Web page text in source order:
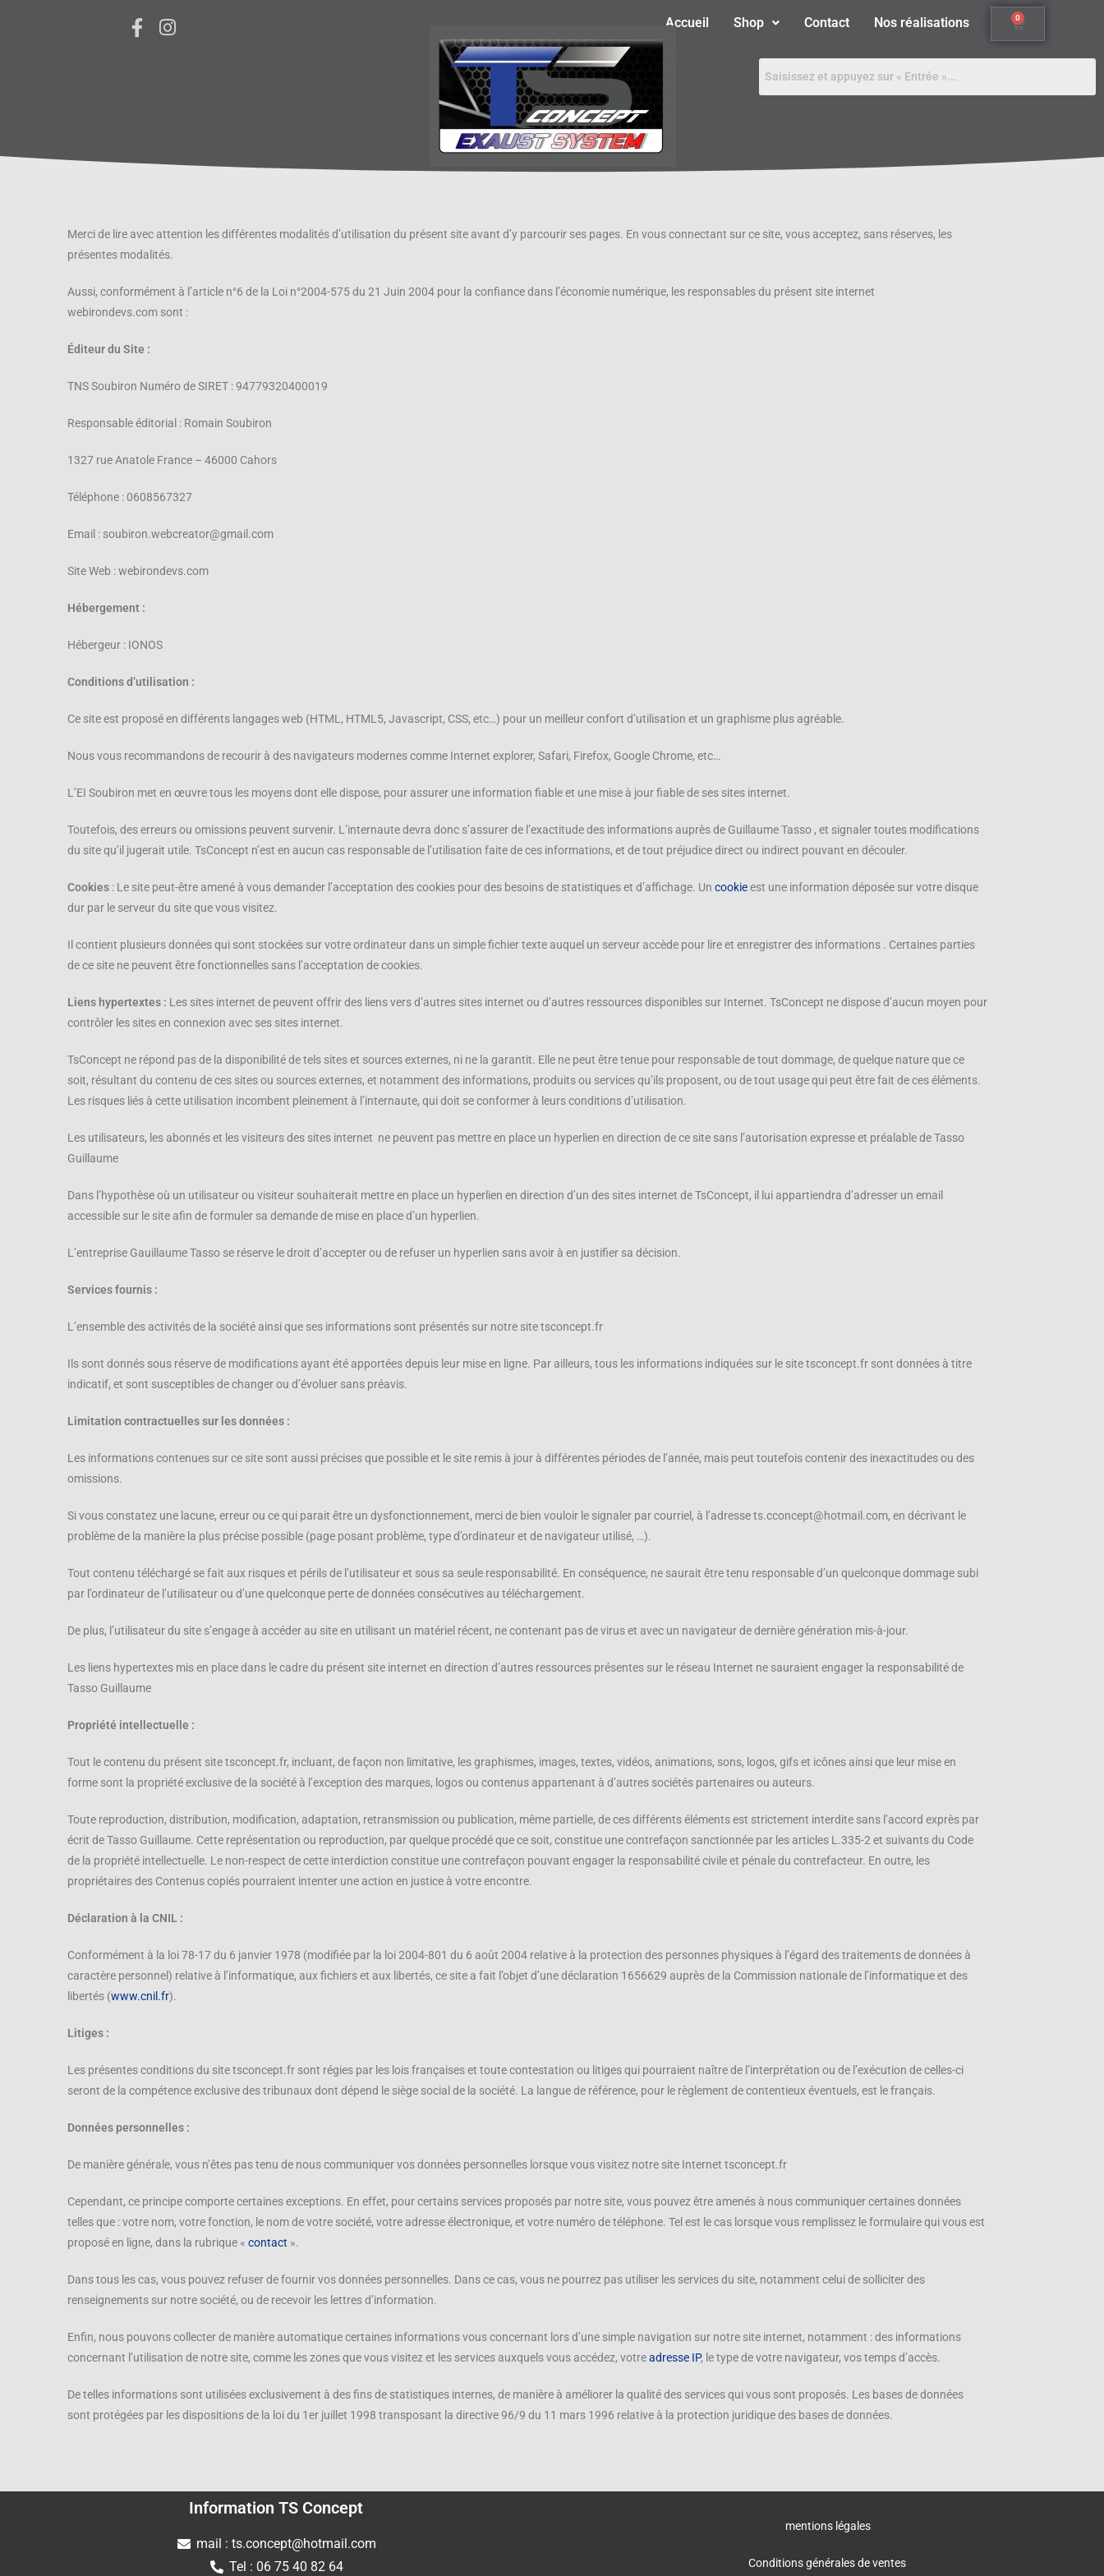
Accueil Shop Contact Nos réalisations 0
Merci de lire avec attention les différentes modalités d’utilisation du présent site avant d’y parcourir ses pages. En vous connectant sur ce site, vous acceptez, sans réserves, les
présentes modalités.
Aussi, conformément à l’article n°6 de la Loi n°2004-575 du 21 Juin 2004 pour la confiance dans l’économie numérique, les responsables du présent site internet
webirondevs.com sont :
Éditeur du Site :
TNS Soubiron Numéro de SIRET : 94779320400019
Responsable éditorial : Romain Soubiron
1327 rue Anatole France – 46000 Cahors
Téléphone : 0608567327
Email : soubiron.webcreator@gmail.com
Site Web : webirondevs.com
Hébergement :
Hébergeur : IONOS
Conditions d’utilisation :
Ce site est proposé en différents langages web (HTML, HTML5, Javascript, CSS, etc…) pour un meilleur confort d’utilisation et un graphisme plus agréable.
Nous vous recommandons de recourir à des navigateurs modernes comme Internet explorer, Safari, Firefox, Google Chrome, etc…
L’EI Soubiron met en œuvre tous les moyens dont elle dispose, pour assurer une information fiable et une mise à jour fiable de ses sites internet.
Toutefois, des erreurs ou omissions peuvent survenir. L’internaute devra donc s’assurer de l’exactitude des informations auprès de Guillaume Tasso , et signaler toutes modifications
du site qu’il jugerait utile. TsConcept n’est en aucun cas responsable de l’utilisation faite de ces informations, et de tout préjudice direct ou indirect pouvant en découler.
Cookies : Le site peut-être amené à vous demander l’acceptation des cookies pour des besoins de statistiques et d’affichage. Un cookieest une information déposée sur votre disque
dur par le serveur du site que vous visitez.
Il contient plusieurs données qui sont stockées sur votre ordinateur dans un simple fichier texte auquel un serveur accède pour lire et enregistrer des informations . Certaines parties
de ce site ne peuvent être fonctionnelles sans l’acceptation de cookies.
Liens hypertextes : Les sites internet de peuvent offrir des liens vers d’autres sites internet ou d’autres ressources disponibles sur Internet. TsConcept ne dispose d’aucun moyen pour
contrôler les sites en connexion avec ses sites internet.
TsConcept ne répond pas de la disponibilité de tels sites et sources externes, ni ne la garantit. Elle ne peut être tenue pour responsable de tout dommage, de quelque nature que ce
soit, résultant du contenu de ces sites ou sources externes, et notamment des informations, produits ou services qu’ils proposent, ou de tout usage qui peut être fait de ces éléments.
Les risques liés à cette utilisation incombent pleinement à l’internaute, qui doit se conformer à leurs conditions d’utilisation.
Les utilisateurs, les abonnés et les visiteurs des sites internet ne peuvent pas mettre en place un hyperlien en direction de ce site sans l’autorisation expresse et préalable de Tasso
Guillaume
Dans l’hypothèse où un utilisateur ou visiteur souhaiterait mettre en place un hyperlien en direction d’un des sites internet de TsConcept, il lui appartiendra d’adresser un email
accessible sur le site afin de formuler sa demande de mise en place d’un hyperlien.
L’entreprise Gauillaume Tasso se réserve le droit d’accepter ou de refuser un hyperlien sans avoir à en justifier sa décision.
Services fournis :
L’ensemble des activités de la société ainsi que ses informations sont présentés sur notre site tsconcept.fr
Ils sont donnés sous réserve de modifications ayant été apportées depuis leur mise en ligne. Par ailleurs, tous les informations indiquées sur le site tsconcept.fr sont données à titre
indicatif, et sont susceptibles de changer ou d’évoluer sans préavis.
Limitation contractuelles sur les données :
Les informations contenues sur ce site sont aussi précises que possible et le site remis à jour à différentes périodes de l’année, mais peut toutefois contenir des inexactitudes ou des
omissions.
Si vous constatez une lacune, erreur ou ce qui parait être un dysfonctionnement, merci de bien vouloir le signaler par courriel, à l’adresse ts.cconcept@hotmail.com, en décrivant le
problème de la manière la plus précise possible (page posant problème, type d’ordinateur et de navigateur utilisé, …).
Tout contenu téléchargé se fait aux risques et périls de l’utilisateur et sous sa seule responsabilité. En conséquence, ne saurait être tenu responsable d’un quelconque dommage subi
par l’ordinateur de l’utilisateur ou d’une quelconque perte de données consécutives au téléchargement.
De plus, l’utilisateur du site s’engage à accéder au site en utilisant un matériel récent, ne contenant pas de virus et avec un navigateur de dernière génération mis-à-jour.
Les liens hypertextes mis en place dans le cadre du présent site internet en direction d’autres ressources présentes sur le réseau Internet ne sauraient engager la responsabilité de
Tasso Guillaume
Propriété intellectuelle :
Tout le contenu du présent site tsconcept.fr, incluant, de façon non limitative, les graphismes, images, textes, vidéos, animations, sons, logos, gifs et icônes ainsi que leur mise en
forme sont la propriété exclusive de la société à l’exception des marques, logos ou contenus appartenant à d’autres sociétés partenaires ou auteurs.
Toute reproduction, distribution, modification, adaptation, retransmission ou publication, même partielle, de ces différents éléments est strictement interdite sans l’accord exprès par
écrit de Tasso Guillaume. Cette représentation ou reproduction, par quelque procédé que ce soit, constitue une contrefaçon sanctionnée par les articles L.335-2 et suivants du Code
de la propriété intellectuelle. Le non-respect de cette interdiction constitue une contrefaçon pouvant engager la responsabilité civile et pénale du contrefacteur. En outre, les
propriétaires des Contenus copiés pourraient intenter une action en justice à votre encontre.
Déclaration à la CNIL :
Conformément à la loi 78-17 du 6 janvier 1978 (modifiée par la loi 2004-801 du 6 août 2004 relative à la protection des personnes physiques à l’égard des traitements de données à
caractère personnel) relative à l’informatique, aux fichiers et aux libertés, ce site a fait l’objet d’une déclaration 1656629 auprès de la Commission nationale de l’informatique et des
libertés (www.cnil.fr).
Litiges :
Les présentes conditions du site tsconcept.fr sont régies par les lois françaises et toute contestation ou litiges qui pourraient naître de l’interprétation ou de l’exécution de celles-ci
seront de la compétence exclusive des tribunaux dont dépend le siège social de la société. La langue de référence, pour le règlement de contentieux éventuels, est le français.
Données personnelles :
De manière générale, vous n’êtes pas tenu de nous communiquer vos données personnelles lorsque vous visitez notre site Internet tsconcept.fr
Cependant, ce principe comporte certaines exceptions. En effet, pour certains services proposés par notre site, vous pouvez être amenés à nous communiquer certaines données
telles que : votre nom, votre fonction, le nom de votre société, votre adresse électronique, et votre numéro de téléphone. Tel est le cas lorsque vous remplissez le formulaire qui vous est
proposé en ligne, dans la rubrique « contact ».
Dans tous les cas, vous pouvez refuser de fournir vos données personnelles. Dans ce cas, vous ne pourrez pas utiliser les services du site, notamment celui de solliciter des
renseignements sur notre société, ou de recevoir les lettres d’information.
Enfin, nous pouvons collecter de manière automatique certaines informations vous concernant lors d’une simple navigation sur notre site internet, notamment : des informations
concernant l’utilisation de notre site, comme les zones que vous visitez et les services auxquels vous accédez, votreadresse IP, le type de votre navigateur, vos temps d’accès.
De telles informations sont utilisées exclusivement à des fins de statistiques internes, de manière à améliorer la qualité des services qui vous sont proposés. Les bases de données
sont protégées par les dispositions de la loi du 1er juillet 1998 transposant la directive 96/9 du 11 mars 1996 relative à la protection juridique des bases de données.
Information TS Concept
mail : ts.concept@hotmail.com
Tel : 06 75 40 82 64
mentions légales
Conditions générales de ventes